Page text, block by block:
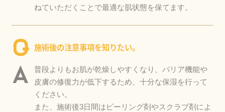
ねていただくことで最適な肌状態を保てます。
Q 施術後の注意事項を知りたい。
A
普段よりもお肌が乾燥しやすくなり、バリア機能や
皮膚の修復力が低下するため、十分な保湿を行って
ください。
また、施術後3日間はピーリング剤やスクラブ剤によ